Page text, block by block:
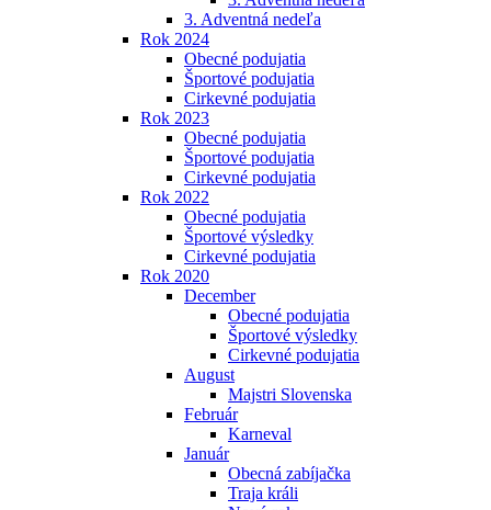
3. Adventná nedeľa
Rok 2024
Obecné podujatia
Športové podujatia
Cirkevné podujatia
Rok 2023
Obecné podujatia
Športové podujatia
Cirkevné podujatia
Rok 2022
Obecné podujatia
Športové výsledky
Cirkevné podujatia
Rok 2020
December
Obecné podujatia
Športové výsledky
Cirkevné podujatia
August
Majstri Slovenska
Február
Karneval
Január
Obecná zabíjačka
Traja králi